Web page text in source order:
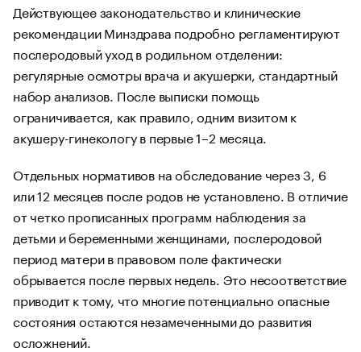
Действующее законодательство и клинические
рекомендации Минздрава подробно регламентируют
послеродовый уход в родильном отделении:
регулярные осмотры врача и акушерки, стандартный
набор анализов. После выписки помощь
ограничивается, как правило, одним визитом к
акушеру-гинекологу в первые 1–2 месяца.
Отдельных нормативов на обследование через 3, 6
или 12 месяцев после родов не установлено. В отличие
от четко прописанных программ наблюдения за
детьми и беременными женщинами, послеродовой
период матери в правовом поле фактически
обрывается после первых недель. Это несоответствие
приводит к тому, что многие потенциально опасные
состояния остаются незамеченными до развития
осложнений.